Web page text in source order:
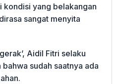
kondisi yang belakangan
sangat menyita
Aidil Fitri selaku
sudah saatnya ada